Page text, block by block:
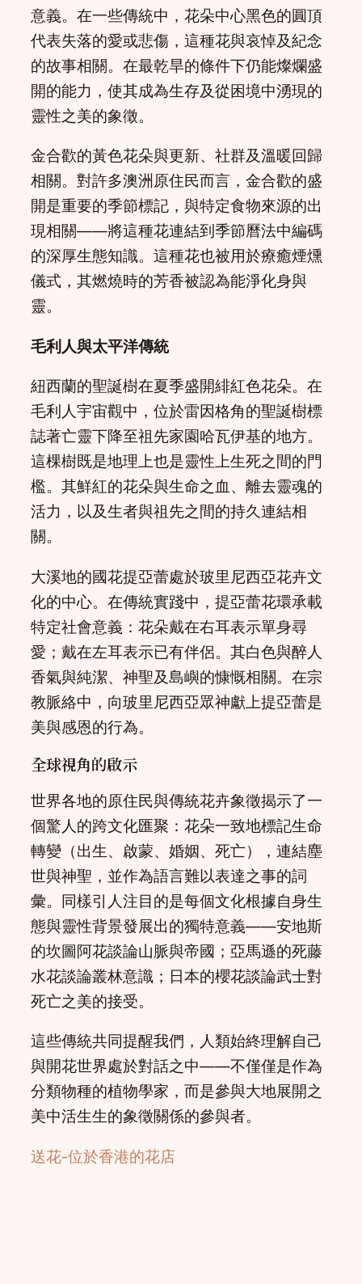
意義。在一些傳統中，花朵中心黑色的圓頂
代表失落的愛或悲傷，這種花與哀悼及紀念
的故事相關。在最乾旱的條件下仍能燦爛盛
開的能力，使其成為生存及從困境中湧現的
靈性之美的象徵。
金合歡的黃色花朵與更新、社群及溫暖回歸
相關。對許多澳洲原住民而言，金合歡的盛
開是重要的季節標記，與特定食物來源的出
現相關——將這種花連結到季節曆法中編碼
的深厚生態知識。這種花也被用於療癒煙燻
儀式，其燃燒時的芳香被認為能淨化身與
靈。
毛利人與太平洋傳統
紐西蘭的聖誕樹在夏季盛開緋紅色花朵。在
毛利人宇宙觀中，位於雷因格角的聖誕樹標
誌著亡靈下降至祖先家園哈瓦伊基的地方。
這棵樹既是地理上也是靈性上生死之間的門
檻。其鮮紅的花朵與生命之血、離去靈魂的
活力，以及生者與祖先之間的持久連結相
關。
大溪地的國花提亞蕾處於玻里尼西亞花卉文
化的中心。在傳統實踐中，提亞蕾花環承載
特定社會意義：花朵戴在右耳表示單身尋
愛；戴在左耳表示已有伴侶。其白色與醉人
香氣與純潔、神聖及島嶼的慷慨相關。在宗
教脈絡中，向玻里尼西亞眾神獻上提亞蕾是
美與感恩的行為。
全球視角的啟示
世界各地的原住民與傳統花卉象徵揭示了一
個驚人的跨文化匯聚：花朵一致地標記生命
轉變（出生、啟蒙、婚姻、死亡），連結塵
世與神聖，並作為語言難以表達之事的詞
彙。同樣引人注目的是每個文化根據自身生
態與靈性背景發展出的獨特意義——安地斯
的坎圖阿花談論山脈與帝國；亞馬遜的死藤
水花談論叢林意識；日本的櫻花談論武士對
死亡之美的接受。
這些傳統共同提醒我們，人類始終理解自己
與開花世界處於對話之中——不僅僅是作為
分類物種的植物學家，而是參與大地展開之
美中活生生的象徵關係的參與者。
送花-位於香港的花店